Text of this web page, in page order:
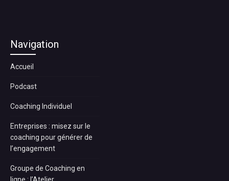
Navigation
Accueil
Podcast
Coaching Individuel
Entreprises : misez sur le
coaching pour générer de
l’engagement
Groupe de Coaching en